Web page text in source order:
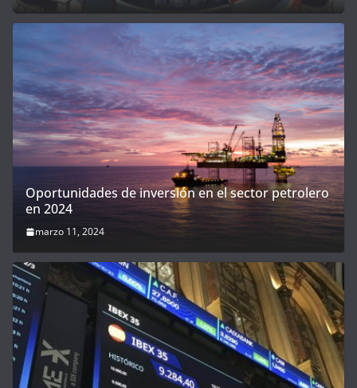
Oportunidades de inversión en el sector petrolero
en 2024
marzo 11, 2024